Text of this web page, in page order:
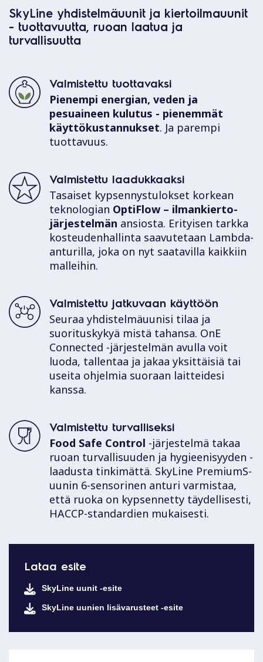
SkyLine yhdistelmäuunit ja kiertoilmauunit
- tuottavuutta, ruoan laatua ja
turvallisuutta
Valmistettu tuottavaksi
Pienempi energian, veden ja
pesuaineen kulutus - pienemmät
käyttökustannukset. Ja parempi
tuottavuus.
Valmistettu laadukkaaksi
Tasaiset kypsennystulokset korkean
teknologian OptiFlow – ilmankierto-
järjestelmän ansiosta. Erityisen tarkka
kosteudenhallinta saavutetaan Lambda-
anturilla, joka on nyt saatavilla kaikkiin
malleihin.
Valmistettu jatkuvaan käyttöön
Seuraa yhdistelmäuunisi tilaa ja
suorituskykyä mistä tahansa. OnE
Connected -järjestelmän avulla voit
luoda, tallentaa ja jakaa yksittäisiä tai
useita ohjelmia suoraan laitteidesi
kanssa.
Valmistettu turvalliseksi
Food Safe Control -järjestelmä takaa
ruoan turvallisuuden ja hygieenisyyden -
laadusta tinkimättä. SkyLine PremiumS-
uunin 6-sensorinen anturi varmistaa,
että ruoka on kypsennetty täydellisesti,
HACCP-standardien mukaisesti.
Lataa esite
SkyLine uunit -esite
SkyLine uunien lisävarusteet -esite